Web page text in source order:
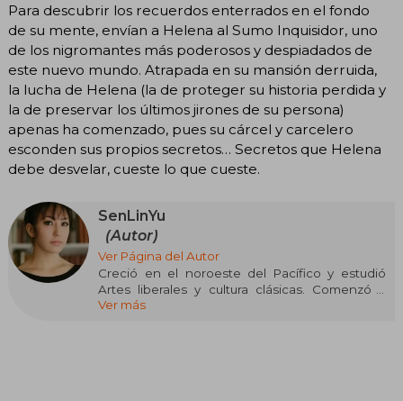
Para descubrir los recuerdos enterrados en el fondo
de su mente, envían a Helena al Sumo Inquisidor, uno
de los nigromantes más poderosos y despiadados de
este nuevo mundo. Atrapada en su mansión derruida,
la lucha de Helena (la de proteger su historia perdida y
la de preservar los últimos jirones de su persona)
apenas ha comenzado, pues su cárcel y carcelero
esconden sus propios secretos… Secretos que Helena
debe desvelar, cueste lo que cueste.
SenLinYu
(Autor)
Ver Página del Autor
Creció en el noroeste del Pacífico y estudió
Artes liberales y cultura clásicas. Comenzó a
escribir en la aplicación de Notas de su teléfono
Ver más